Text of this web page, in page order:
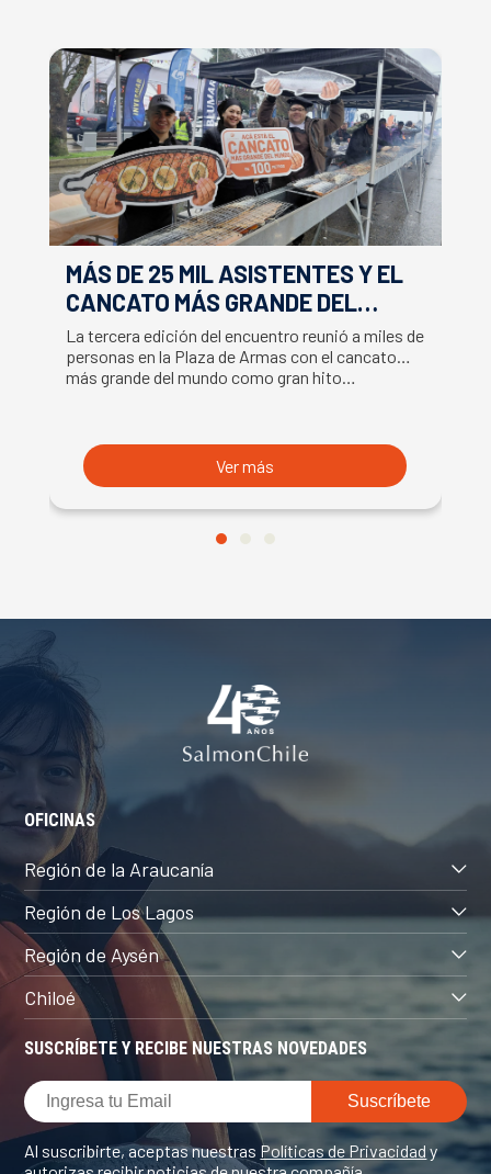
MÁS DE 25 MIL ASISTENTES Y EL
CANCATO MÁS GRANDE DEL
MUNDO MARCAN EXITOSO CIERRE
DE LA SEMANA DEL SALMÓN
La tercera edición del encuentro reunió a miles de
personas en la Plaza de Armas con el cancato
más grande del mundo como gran hito…
Ver más
SUSCRÍBETE Y RECIBE NUESTRAS NOVEDADES
Al suscribirte, aceptas nuestras Políticas de Privacidady
OFICINAS
Región de la Araucanía
Región de Los Lagos
Región de Aysén
Chiloé